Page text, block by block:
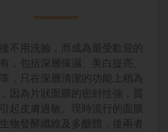
不用洗臉，而成為最受歡迎的
，包括深層保濕、美白提亮、
等，只在深層清潔的功能上稍為
因為片狀面膜的密封性強，質
起皮膚過敏。現時流行的面膜
物發酵纖維及多醣體，後兩者